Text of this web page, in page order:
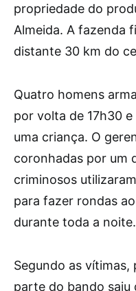
propriedade do
Almeida. A fazenda
distante 30 km do
Quatro homens
por volta de 17h30
uma criança. O
coronhadas por um
criminosos
para fazer rondas
durante toda a noite.
Segundo as vítimas,
parte do bando